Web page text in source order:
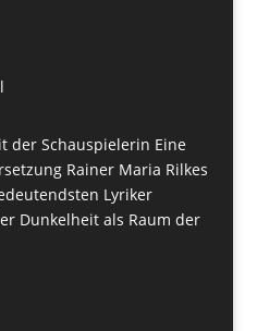
der Schauspielerin Eine
Rainer Maria Rilkes
Lyriker
Dunkelheit als Raum der